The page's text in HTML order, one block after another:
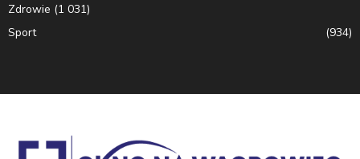
Zdrowie (1 031)
Sport
(934)